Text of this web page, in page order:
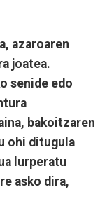
azaroaren
joatea.
senide edo
bakoitzaren
ohi ditugula
lurperatu
asko dira,